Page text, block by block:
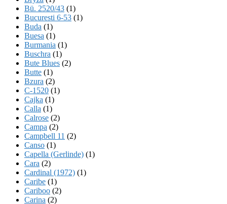
Bü. 2520/43 (1)
Bucuresti 6-53 (1)
Buda (1)
Buesa (1)
Burmania (1)
Buschra (1)
Bute Blues (2)
Butte (1)
Bzura (2)
C-1520 (1)
Cajka (1)
Calla (1)
Calrose (2)
Campa (2)
Campbell 11 (2)
Canso (1)
Capella (Gerlinde) (1)
Cara (2)
Cardinal (1972) (1)
Caribe (1)
Cariboo (2)
Carina (2)